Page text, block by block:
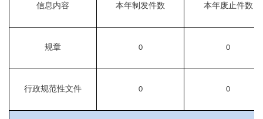
信息内容 本年制 发件数 本年废止件数
规章 0 0
行政规范性文件 0 0